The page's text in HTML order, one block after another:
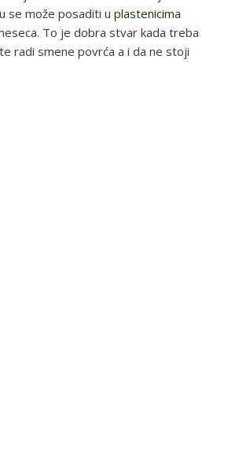
se može posaditi u plastenicima
To je dobra stvar kada treba
radi smene povrća a i da ne stoji